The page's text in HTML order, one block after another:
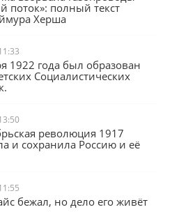
поток»: полный текст
Херша
1922 года был образован
Социалистических
революция 1917
и сохранила Россию и её
бежал, но дело его живёт